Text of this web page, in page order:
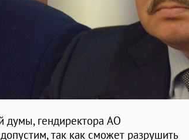
думы, гендиректора АО
так как сможет разрушить